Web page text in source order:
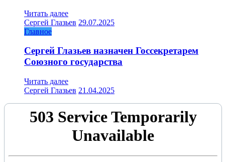
Читать далее
Сергей Глазьев 29.07.2025
Главное
Сергей Глазьев назначен Госсекретарем
Союзного государства
Читать далее
Сергей Глазьев 21.04.2025